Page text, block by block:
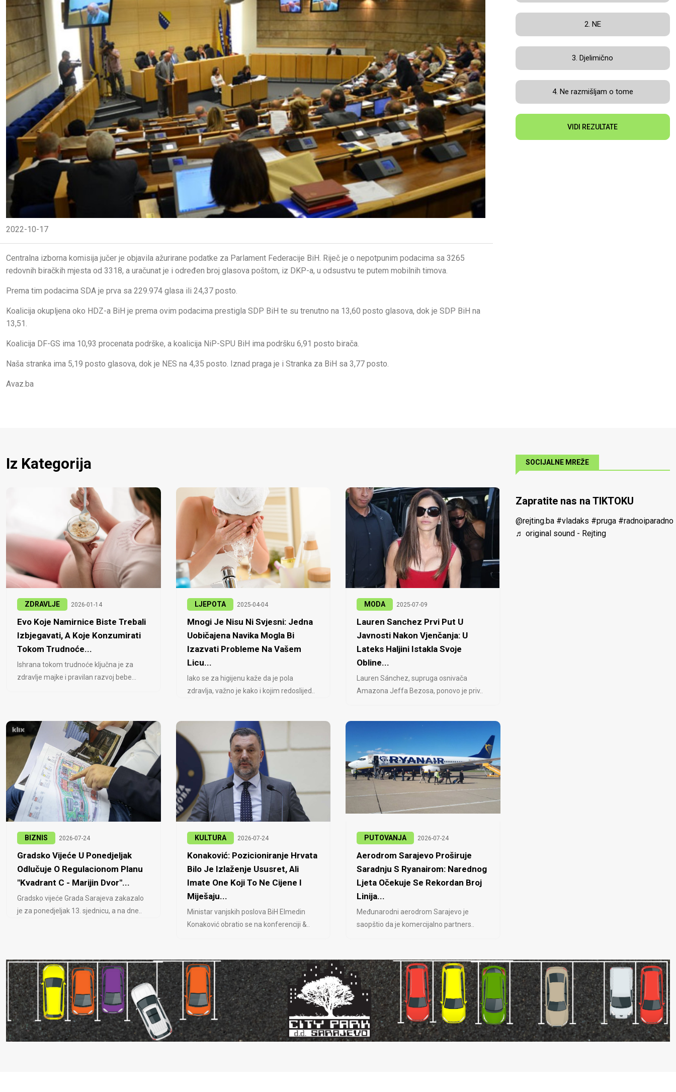
2022-10-17
Centralna izborna komisija jučer je objavila ažurirane podatke za Parlament Federacije BiH. Riječ je o nepotpunim podacima sa 3265
redovnih biračkih mjesta od 3318, a uračunat je i određen broj glasova poštom, iz DKP-a, u odsustvu te putem mobilnih timova.
Prema tim podacima SDA je prva sa 229.974 glasa ili 24,37 posto.
Koalicija okupljena oko HDZ-a BiH je prema ovim podacima prestigla SDP BiH te su trenutno na 13,60 posto glasova, dok je SDP BiH na
13,51.
Koalicija DF-GS ima 10,93 procenata podrške, a koalicija NiP-SPU BiH ima podršku 6,91 posto birača.
Naša stranka ima 5,19 posto glasova, dok je NES na 4,35 posto. Iznad praga je i Stranka za BiH sa 3,77 posto.
Avaz.ba
2. NE
3. Djelimično
4. Ne razmišljam o tome
VIDI REZULTATE
Iz Kategorija
ZDRAVLJE 2026-01-14
Evo Koje Namirnice Biste Trebali
Izbjegavati, A Koje Konzumirati
Tokom Trudnoće...
Ishrana tokom trudnoće ključna je za
zdravlje majke i pravilan razvoj bebe...
LJEPOTA 2025-04-04
Mnogi Je Nisu Ni Svjesni: Jedna
Uobičajena Navika Mogla Bi
Izazvati Probleme Na Vašem
Licu...
Iako se za higijenu kaže da je pola
zdravlja, važno je kako i kojim redoslijed..
MODA 2025-07-09
Lauren Sanchez Prvi Put U
Javnosti Nakon Vjenčanja: U
Lateks Haljini Istakla Svoje
Obline...
Lauren Sánchez, supruga osnivača
Amazona Jeffa Bezosa, ponovo je priv..
BIZNIS 2026-07-24
Gradsko Vijeće U Ponedjeljak
Odlučuje O Regulacionom Planu
"Kvadrant C - Marijin Dvor"...
Gradsko vijeće Grada Sarajeva zakazalo
je za ponedjeljak 13. sjednicu, a na dne..
KULTURA 2026-07-24
Konaković: Pozicioniranje Hrvata
Bilo Je Izlaženje Ususret, Ali
Imate One Koji To Ne Cijene I
Miješaju...
Ministar vanjskih poslova BiH Elmedin
Konaković obratio se na konferenciji &..
PUTOVANJA 2026-07-24
Aerodrom Sarajevo Proširuje
Saradnju S Ryanairom: Narednog
Ljeta Očekuje Se Rekordan Broj
Linija...
Međunarodni aerodrom Sarajevo je
saopštio da je komercijalno partners..
SOCIJALNE MREŽE
Zapratite nas na TIKTOKU
@rejting.ba #vladaks #pruga #radnoiparadno
♬ original sound - Rejting